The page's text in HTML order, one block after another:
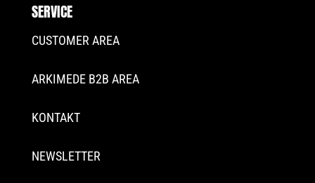
SERVICE
CUSTOMER AREA
ARKIMEDE B2B AREA
KONTAKT
NEWSLETTER